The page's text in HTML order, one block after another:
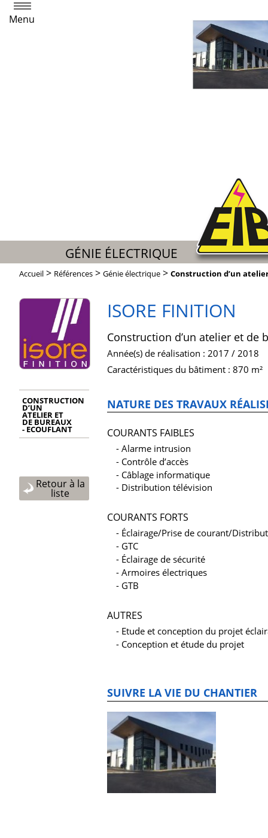
Menu
GÉNIE ÉLECTRIQUE
Accueil > Références > Génie électrique > Construction d’un
ISORE FINITION
Construction d’un atelier et de
Année(s) de réalisation : 2017 / 2018
Caractéristiques du bâtiment : 870 m²
NATURE DES TRAVAUX
COURANTS FAIBLES
Alarme intrusion
Contrôle d’accès
Câblage informatique
Distribution télévision
COURANTS FORTS
Éclairage/Prise de courant/
GTC
Éclairage de sécurité
Armoires électriques
GTB
AUTRES
Etude et conception du projet
Conception et étude du projet
SUIVRE LA VIE DU CHANTIER
CONSTRUCTION
D’UN
ATELIER ET
DE BUREAUX
- ECOUFLANT
Retour à la
liste